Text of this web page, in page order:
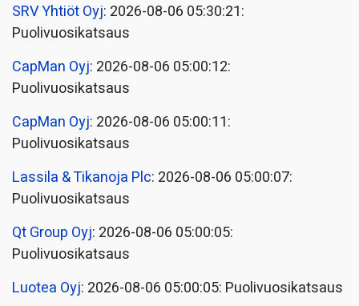
SRV Yhtiöt Oyj: 2026-08-06 05:30:21:
Puolivuosikatsaus
CapMan Oyj: 2026-08-06 05:00:12:
Puolivuosikatsaus
CapMan Oyj: 2026-08-06 05:00:11:
Puolivuosikatsaus
Lassila & Tikanoja Plc: 2026-08-06 05:00:07:
Puolivuosikatsaus
Qt Group Oyj: 2026-08-06 05:00:05:
Puolivuosikatsaus
Luotea Oyj: 2026-08-06 05:00:05: Puolivuosikatsaus